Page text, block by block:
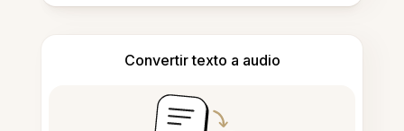
Convertir texto a audio